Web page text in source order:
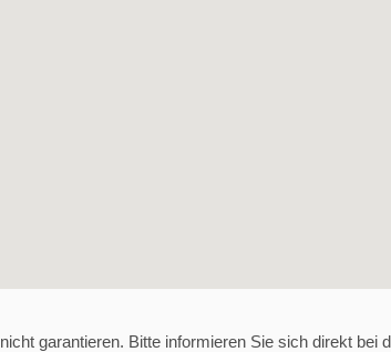
garantieren. Bitte informieren Sie sich direkt bei